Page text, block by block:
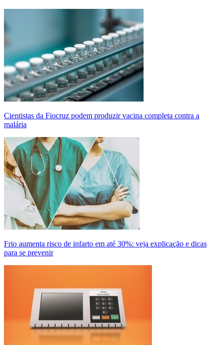
Cientistas da Fiocruz podem produzir vacina completa contra a
malária
Frio aumenta risco de infarto em até 30%: veja explicação e dicas
para se prevenir